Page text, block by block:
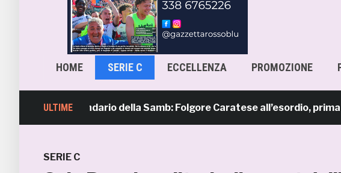
HOME SERIE C ECCELLENZA PROMOZIONE
ULTIME
4, il calendario della Samb: Folgore Caratese all’esordio, prima
SERIE C